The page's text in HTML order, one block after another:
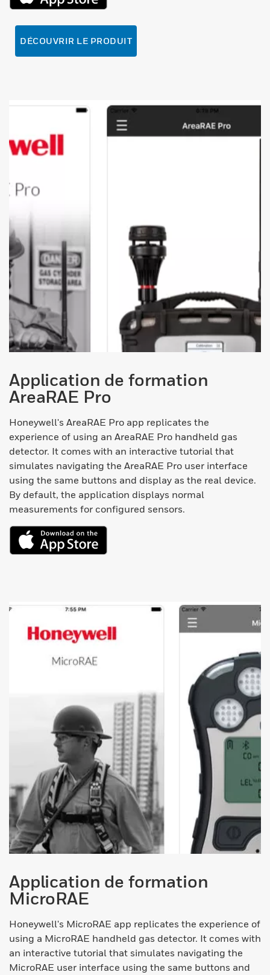
DÉCOUVRIR LE PRODUIT
Application de formation
AreaRAE Pro
Honeywell's AreaRAE Pro app replicates the
experience of using an AreaRAE Pro handheld gas
detector. It comes with an interactive tutorial that
simulates navigating the AreaRAE Pro user interface
using the same buttons and display as the real device.
By default, the application displays normal
measurements for configured sensors.
Application de formation
MicroRAE
Honeywell's MicroRAE app replicates the experience of
using a MicroRAE handheld gas detector. It comes with
an interactive tutorial that simulates navigating the
MicroRAE user interface using the same buttons and